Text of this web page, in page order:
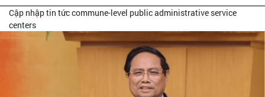
Cập nhập tin tức commune-level public administrative service
centers